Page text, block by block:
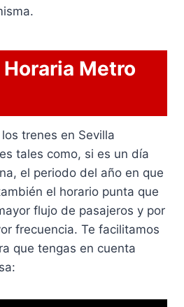
Metro
trenes en Sevilla
tales como, si es un día
el periodo del año en que
el horario punta que
flujo de pasajeros y por
frecuencia. Te facilitamos
que tengas en cuenta